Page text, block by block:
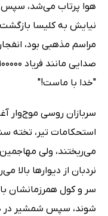
هوا پرتاب مى‌شد، سپس
نیایش به کلیسا
مراسم مذهبى بود،
"خدا با ماست!"
سربازان روسى موج‌وار
استحکامات تیر،
مى‌ریختند، ولى
نردبان از دیوارها بالا
سر و کول همرزمانشان
شوند، سپس شمشیر در